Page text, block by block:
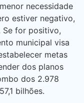
necessidade
estiver negativo,
for positivo,
municipal visa
metas
dos planos
dos 2.978
bilhões.